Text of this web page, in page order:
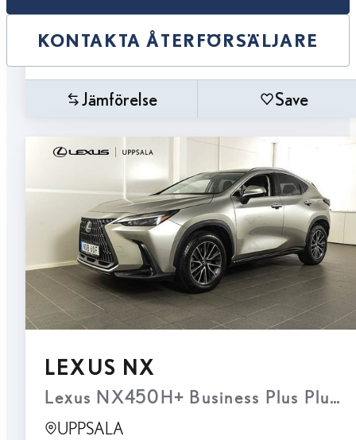
KONTAKTA ÅTERFÖRSÄLJARE
Jämförelse Save
LEXUS NX
Lexus NX450H+ Business Plus Plug-
UPPSALA